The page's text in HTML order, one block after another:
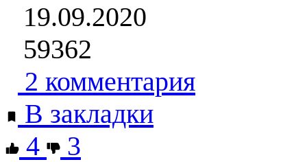
19.09.2020
59362
2 комментария
В закладки
4
3